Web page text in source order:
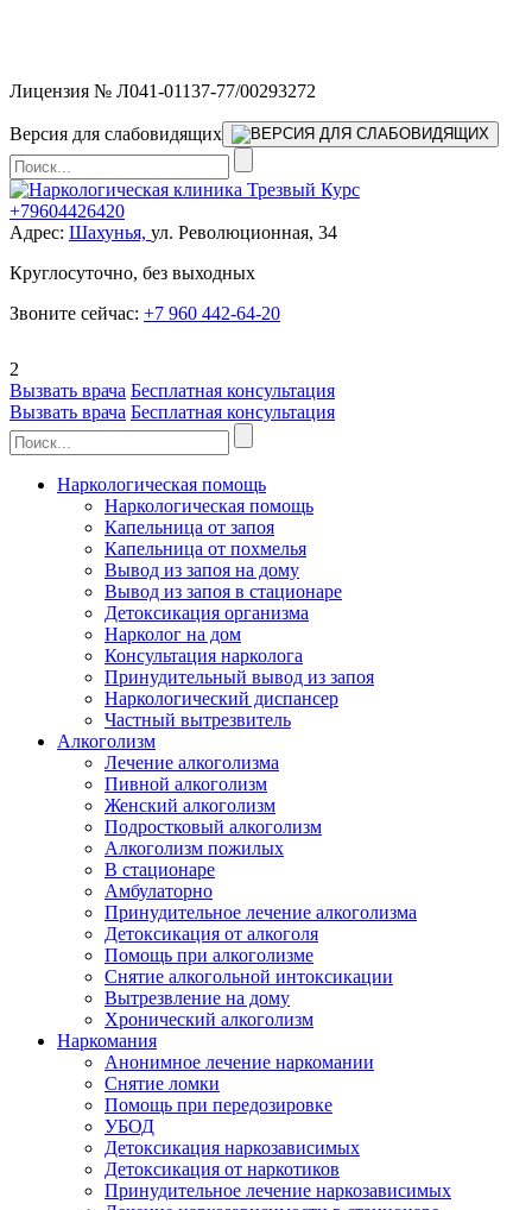
Лицензия № Л041-01137-77/00293272
Версия для слабовидящих
+79604426420
Адрес: Шахунья, ул. Революционная, 34
Круглосуточно, без выходных
Звоните сейчас: +7 960 442-64-20
2
Вызвать врача Бесплатная консультация
Вызвать врача Бесплатная консультация
Наркологическая помощь
Наркологическая помощь
Капельница от запоя
Капельница от похмелья
Вывод из запоя на дому
Вывод из запоя в стационаре
Детоксикация организма
Нарколог на дом
Консультация нарколога
Принудительный вывод из запоя
Наркологический диспансер
Частный вытрезвитель
Алкоголизм
Лечение алкоголизма
Пивной алкоголизм
Женский алкоголизм
Подростковый алкоголизм
Алкоголизм пожилых
В стационаре
Амбулаторно
Принудительное лечение алкоголизма
Детоксикация от алкоголя
Помощь при алкоголизме
Снятие алкогольной интоксикации
Вытрезвление на дому
Хронический алкоголизм
Наркомания
Анонимное лечение наркомании
Снятие ломки
Помощь при передозировке
УБОД
Детоксикация наркозависимых
Детоксикация от наркотиков
Принудительное лечение наркозависимых